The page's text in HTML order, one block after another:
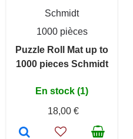
Schmidt
1000 pièces
Puzzle Roll Mat up to
1000 pieces Schmidt
En stock (1)
18,00 €